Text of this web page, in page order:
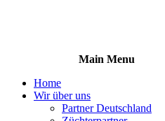
Main Menu
Home
Wir über uns
Partner Deutschland